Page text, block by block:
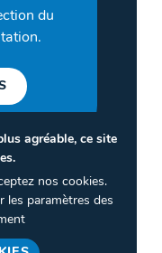
du
agréable, ce site
nos cookies.
les paramètres des